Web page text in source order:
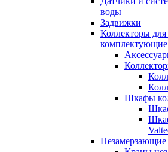
воды
Задвижки
Коллекторы
комплектующие
Шкафы